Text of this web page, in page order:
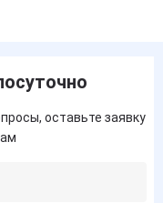
оставьте заявку